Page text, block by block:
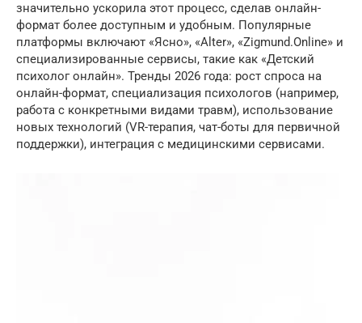
значительно ускорила этот процесс, сделав онлайн-
формат более доступным и удобным. Популярные
платформы включают «Ясно», «Alter», «Zigmund.Online» и
специализированные сервисы, такие как «Детский
психолог онлайн». Тренды 2026 года: рост спроса на
онлайн-формат, специализация психологов (например,
работа с конкретными видами травм), использование
новых технологий (VR-терапия, чат-боты для первичной
поддержки), интеграция с медицинскими сервисами.